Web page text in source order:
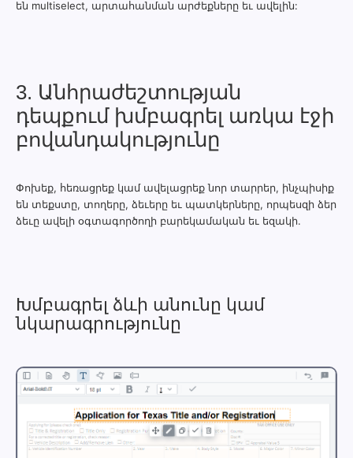
են multiselect, արտահանման արժեքները եւ ավելին:
3. Անհրաժեշտության
դեպքում խմբագրել առկա էջի
բովանդակությունը
Փոխեք, հեռացրեք կամ ավելացրեք նոր տարրեր, ինչպիսիք
են տեքստը, տողերը, ձեւերը եւ պատկերները, որպեսզի ձեր
ձեւը ավելի օգտագործողի բարեկամական եւ եզակի.
Խմբագրել ձևի անունը կամ
նկարագրությունը